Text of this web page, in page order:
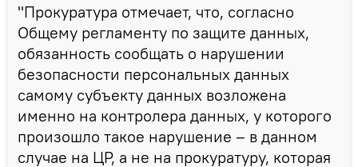
"Прокуратура отмечает, что, согласно
Общему регламенту по защите данных,
обязанность сообщать о нарушении
безопасности персональных данных
самому субъекту данных возложена
именно на контролера данных, у которого
произошло такое нарушение – в данном
случае на ЦР, а не на прокуратуру, которая